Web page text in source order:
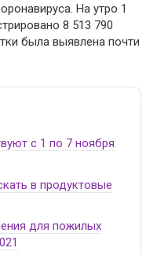
На утро 1
8 513 790
была выявлена почти
с 1 по 7 ноября
в продуктовые
для пожилых